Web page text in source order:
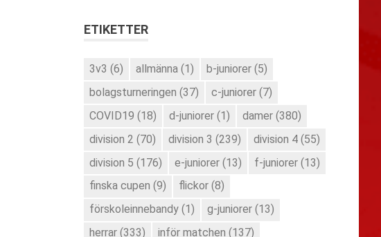
ETIKETTER
3v3 (6) allmänna (1) b-juniorer (5)
bolagsturneringen (37) c-juniorer (7)
COVID19 (18) d-juniorer (1) damer (380)
division 2 (70) division 3 (239) division 4 (55)
division 5 (176) e-juniorer (13) f-juniorer (13)
finska cupen (9) flickor (8)
förskoleinnebandy (1) g-juniorer (13)
herrar (333) inför matchen (137)